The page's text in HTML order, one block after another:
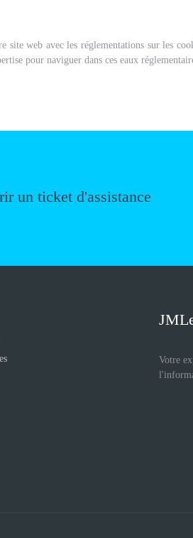
site web avec les réglementations sur les
pour naviguer dans ces eaux
un ticket d'assistance
Votre